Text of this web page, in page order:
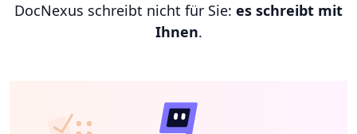
DocNexus schreibt nicht für Sie: es schreibt mit
Ihnen.